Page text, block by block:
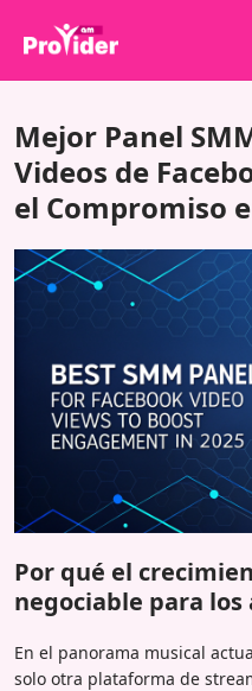
Sobre nosotros
Iniciar sesión
Registrarse
Servicios
Términos
Blog
Mejor Panel
Videos de
el Compromiso
Por qué el
negociable para
En el panorama musical
solo otra plataforma de